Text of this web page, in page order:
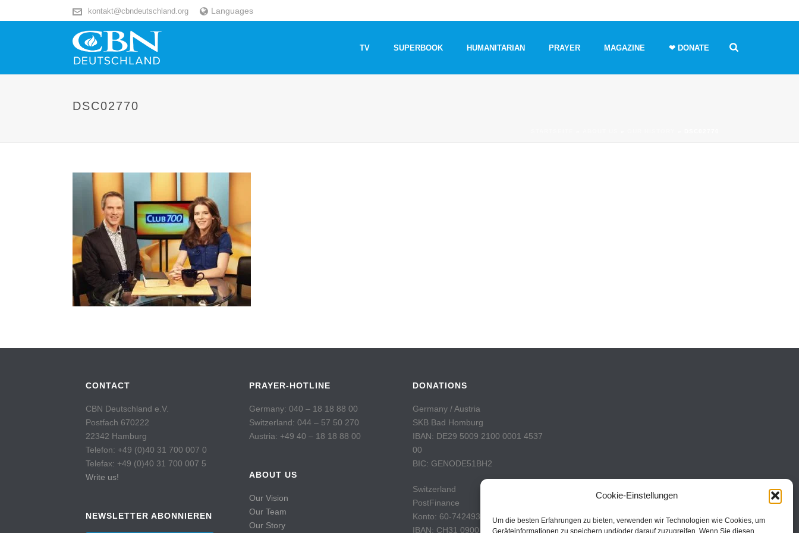
Cookie-Einstellungen
Um die besten Erfahrungen zu bieten, verwenden wir Technologien wie Cookies, um
Geräteinformationen zu speichern und/oder darauf zuzugreifen. Wenn Sie diesen
kontakt@cbndeutschland.org Languages
TV SUPERBOOK HUMANITARIAN PRAYER MAGAZINE ❤ DONATE
DSC02770
CONTACT
CBN Deutschland e.V.
Postfach 670222
22342 Hamburg
Telefon: +49 (0)40 31 700 007 0
Telefax: +49 (0)40 31 700 007 5
Write us!
NEWSLETTER ABONNIEREN
PRAYER-HOTLINE
Germany: 040 – 18 18 88 00
Switzerland: 044 – 57 50 270
Austria: +49 40 – 18 18 88 00
ABOUT US
Our Vision
Our Team
Our Story
DONATIONS
Germany / Austria
SKB Bad Homburg
IBAN: DE29 5009 2100 0001 4537
00
BIC: GENODE51BH2
Switzerland
PostFinance
Konto: 60-742493-7
IBAN: CH31 0900 0000 6074 2493